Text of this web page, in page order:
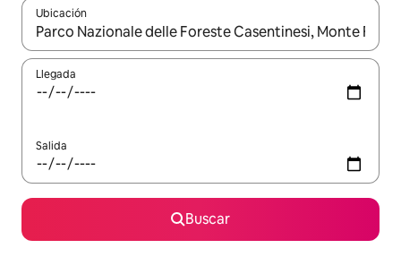
Ubicación
Cuando los resultados estén disponibles, navega con las
Llegada
Salida
Buscar